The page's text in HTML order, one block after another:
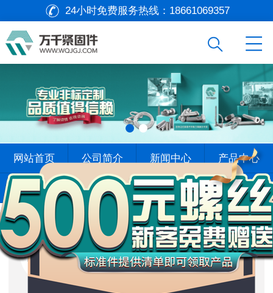
24小时免费服务热线： 18661069357
网站首页 公司简介 新闻中心 产品中心
查找标准 标杆案例 在线留言 联系我们
工
品